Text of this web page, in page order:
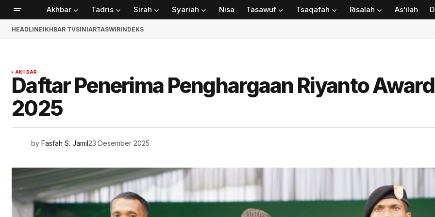
Akhbar Tadris Sirah Syariah Nisa Tasawuf Tsaqafah Risalah As’ilah
HEADLINEIKHBAR TVSINIARTASWIRINDEKS
AKHBAR
Daftar Penerima Penghargaan Riyanto Award
2025
by Fasfah S. Jamil23 Desember 2025